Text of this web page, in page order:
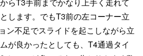
します。でもT3前の左コーナー立
ン不足でスライドを起こしながら立
が良かったとしても、T4通過タイ